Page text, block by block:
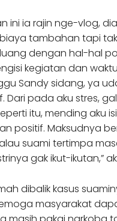
ini ia rajin nge-vlog,
tambahan tapi
dengan hal-hal
kegiatan dan
Sandy sidang, ya
Dari pada aku stres,
itu, mending aku
positif. Maksudnya
suami tertimpa
gak ikut-ikutan,”
dibalik kasus
masyarakat